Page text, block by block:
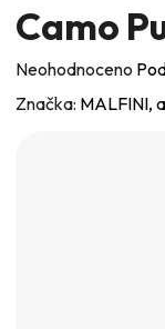
Camo
Průměrné
hodnocení
Neohodnoceno
Značka: MALFINI,